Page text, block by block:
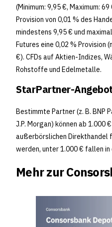
(Minimum: 9,95 €, Maximum:
Provision von 0,01 % des
mindestens 9,95 € und
Futures eine 0,02 % Provision
€). CFDs auf Aktien-Indizes,
Rohstoffe und Edelmetalle.
StarPartner-
Bestimmte Partner (z. B. BNP
J.P. Morgan) können ab 1.000
außerbörslichen Direkthandel
werden, unter 1.000 € fallen in
Mehr zur